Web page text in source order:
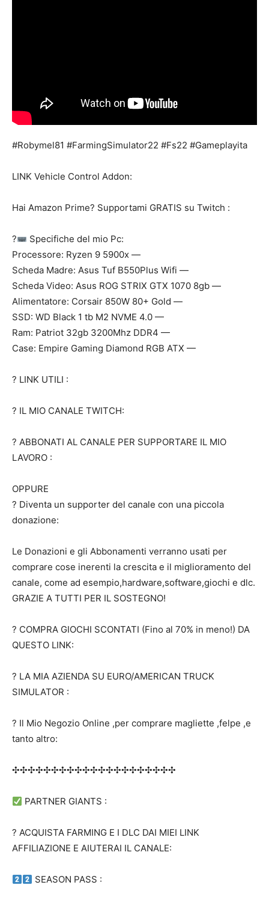
#Robymel81 #FarmingSimulator22 #Fs22 #Gameplayita
LINK Vehicle Control Addon:
Hai Amazon Prime? Supportami GRATIS su Twitch :
?
Specifiche del mio Pc:
Processore: Ryzen 9 5900x —
Scheda Madre: Asus Tuf B550Plus Wifi —
Scheda Video: Asus ROG STRIX GTX 1070 8gb —
Alimentatore: Corsair 850W 80+ Gold —
SSD: WD Black 1 tb M2 NVME 4.0 —
Ram: Patriot 32gb 3200Mhz DDR4 —
Case: Empire Gaming Diamond RGB ATX —
? LINK UTILI :
? IL MIO CANALE TWITCH:
?️ ABBONATI AL CANALE PER SUPPORTARE IL MIO
LAVORO :
OPPURE
? Diventa un supporter del canale con una piccola
donazione:
Le Donazioni e gli Abbonamenti verranno usati per
comprare cose inerenti la crescita e il miglioramento del
canale, come ad esempio,hardware,software,giochi e dlc.
GRAZIE A TUTTI PER IL SOSTEGNO!
? COMPRA GIOCHI SCONTATI (Fino al 70% in meno!) DA
QUESTO LINK:
? LA MIA AZIENDA SU EURO/AMERICAN TRUCK
SIMULATOR :
? Il Mio Negozio Online ,per comprare magliette ,felpe ,e
tanto altro:
✣✣✣✣✣✣✣✣✣✣✣✣✣✣✣✣✣✣✣✣✣
PARTNER GIANTS :
? ACQUISTA FARMING E I DLC DAI MIEI LINK
AFFILIAZIONE E AIUTERAI IL CANALE:
SEASON PASS :